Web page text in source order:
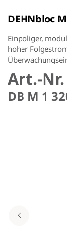
DEHNbloc
Einpoliger,
hoher
Art.-Nr.
DB M 1